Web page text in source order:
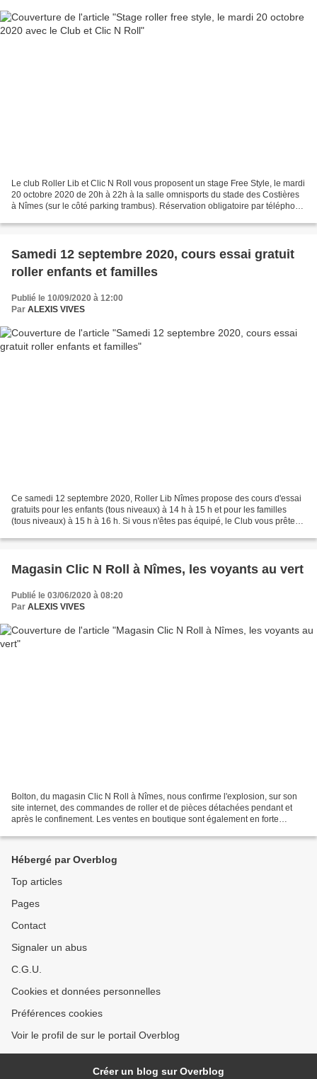
Le club Roller Lib et Clic N Roll vous proposent un stage Free Style, le mardi
20 octobre 2020 de 20h à 22h à la salle omnisports du stade des Costières
à Nîmes (sur le côté parking trambus). Réservation obligatoire par téléphone
Samedi 12 septembre 2020, cours essai gratuit
roller enfants et familles
Publié le 10/09/2020 à 12:00
Par ALEXIS VIVES
Ce samedi 12 septembre 2020, Roller Lib Nîmes propose des cours d'essai
gratuits pour les enfants (tous niveaux) à 14 h à 15 h et pour les familles
(tous niveaux) à 15 h à 16 h. Si vous n'êtes pas équipé, le Club vous prêtera
Magasin Clic N Roll à Nîmes, les voyants au vert
Publié le 03/06/2020 à 08:20
Par ALEXIS VIVES
Bolton, du magasin Clic N Roll à Nîmes, nous confirme l'explosion, sur son
site internet, des commandes de roller et de pièces détachées pendant et
après le confinement. Les ventes en boutique sont également en forte
Hébergé par Overblog
Top articles
Pages
Contact
Signaler un abus
C.G.U.
Cookies et données personnelles
Préférences cookies
Voir le profil de sur le portail Overblog
Créer un blog sur Overblog